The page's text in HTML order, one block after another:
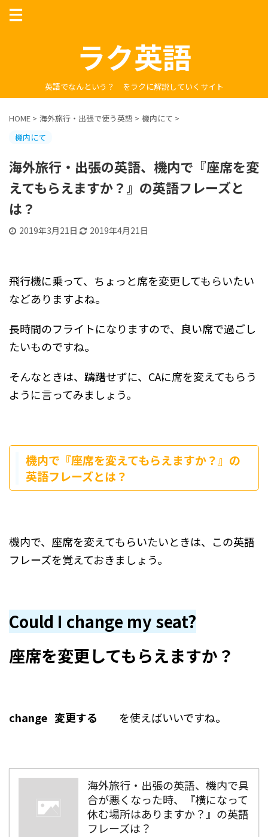
ラク英語
英語でなんという？ をラクに解説していくサイト
HOME > 海外旅行・出張で使う英語 > 機内にて >
機内にて
海外旅行・出張の英語、機内で『座席を変
えてもらえますか？』の英語フレーズと
は？
2019年3月21日 2019年4月21日
飛行機に乗って、ちょっと席を変更してもらいたい
などありますよね。
長時間のフライトになりますので、良い席で過ごし
たいものですね。
そんなときは、躊躇せずに、CAに席を変えてもらう
ように言ってみましょう。
機内で『座席を変えてもらえますか？』の
英語フレーズとは？
機内で、座席を変えてもらいたいときは、この英語
フレーズを覚えておきましょう。
Could I change my seat?
座席を変更してもらえますか？
change 変更する を使えばいいですね。
海外旅行・出張の英語、機内で具
合が悪くなった時、『横になって
休む場所はありますか？』の英語
フレーズは？